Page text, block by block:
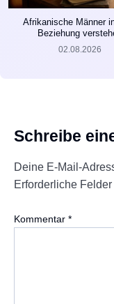
Afrikanische Männer
Beziehung
02.08.2026
Schreibe
Deine E-Mail-
Erforderliche
Kommentar *